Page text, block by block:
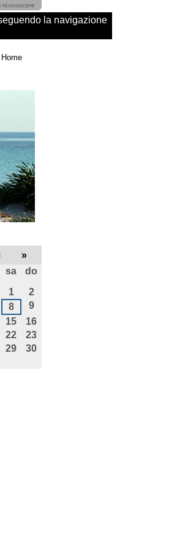
riconoscere
Home
»
sa
do
1
2
8
9
15
16
22
23
29
30
la navigazione